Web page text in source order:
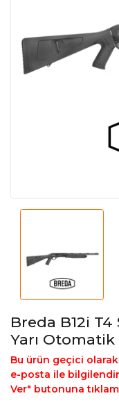
Breda B12i
Yarı Otomatik
Bu ürün geçici
e-posta ile
Ver" butonuna